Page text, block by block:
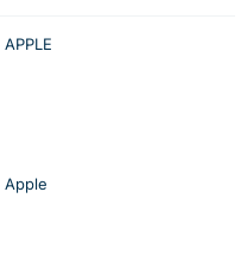
APPLE
Apple